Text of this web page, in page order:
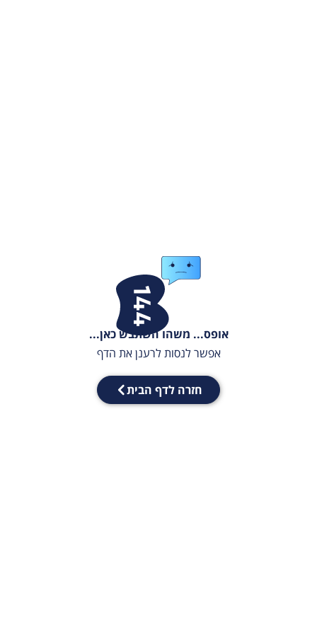
אופס... משהו השתבש כאן...
אפשר לנסות לרענן את הדף
חזרה לדף הבית